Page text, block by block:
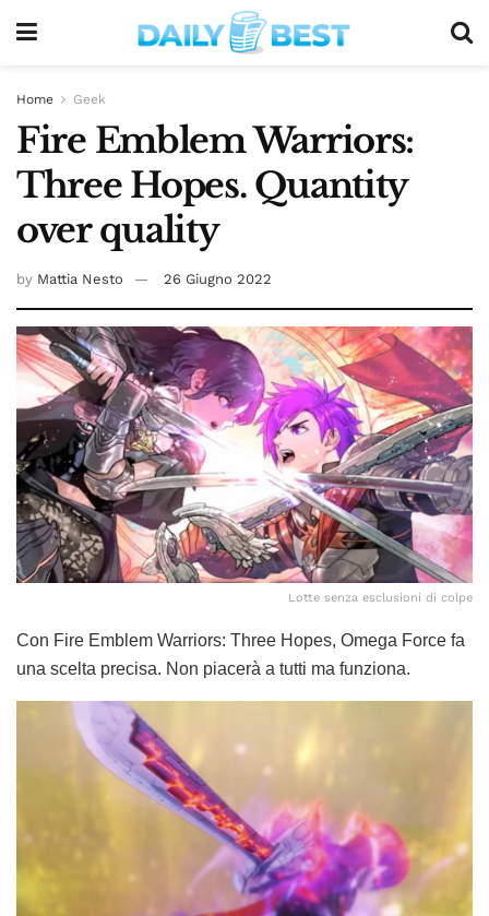
Home Geek
Fire Emblem Warriors:
Three Hopes. Quantity
over quality
by Mattia Nesto 26 Giugno 2022
Lotte senza esclusioni di colpe
Con Fire Emblem Warriors: Three Hopes, Omega Force fa
una scelta precisa. Non piacerà a tutti ma funziona.